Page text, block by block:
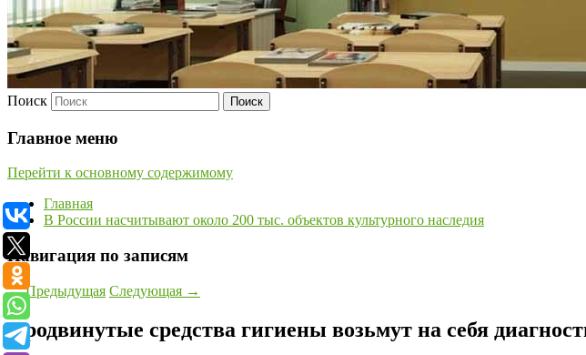
Поиск
Главное меню
Перейти к основному содержимому
Главная
В России насчитывают около 200 тыс. объектов культурного наследия
Навигация по записям
←Предыдущая Следующая →
Продвинутые средства гигиены возьмут на себя